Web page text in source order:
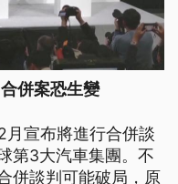
併案恐生變
月宣布將進行合併談
第3大汽車集團。不
併談判可能破局，原